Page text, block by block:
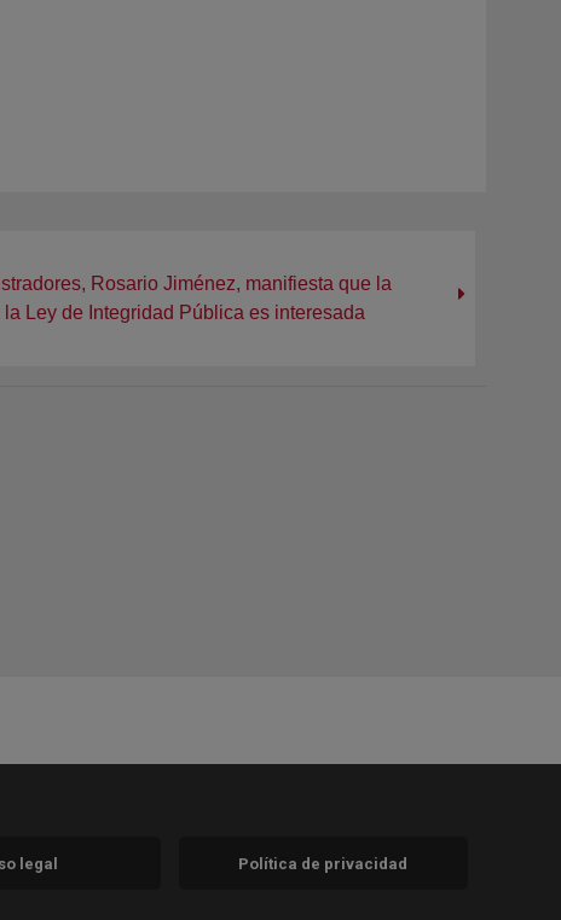
Rosario Jiménez, manifiesta que la
Ley de Integridad Pública es interesada
legal Política de privacidad